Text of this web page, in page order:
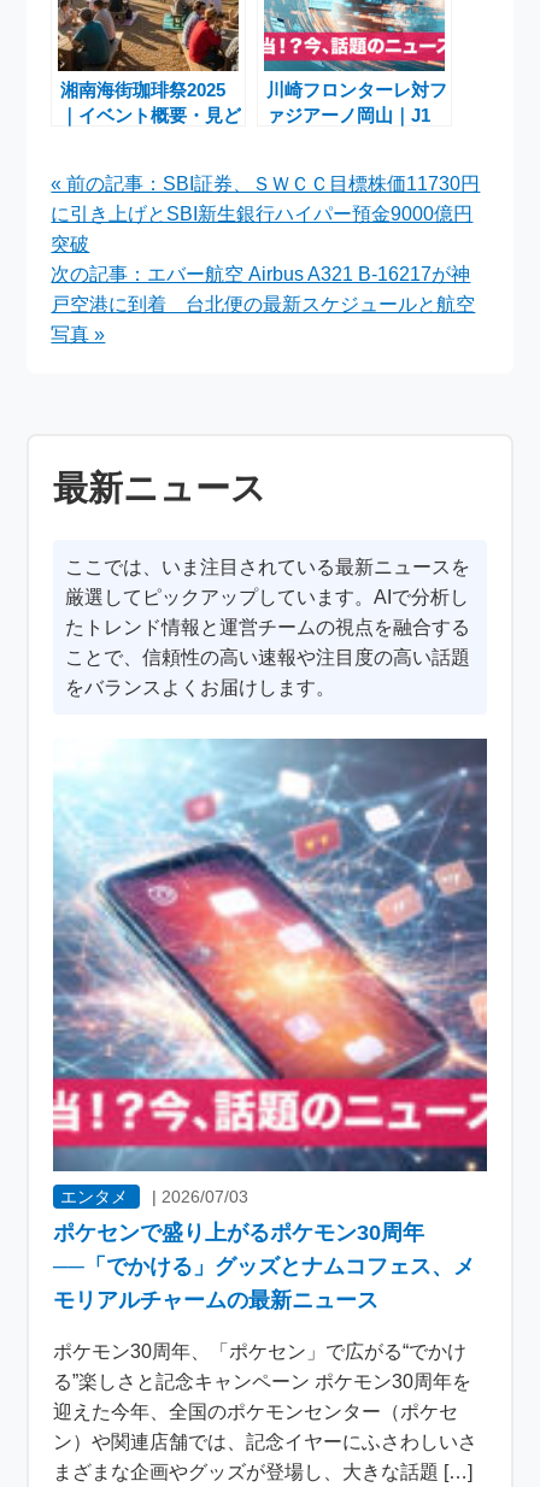
なあらすじ・見どこ
ろ・配信情報まで徹底
解説
湘南海街珈琲祭2025
｜イベント概要・見ど
川崎フロンターレ対フ
ァジアーノ岡山｜J1
報総まとめ【2025年
11月8日】
« 前の記事：SBI証券、ＳＷＣＣ目標株価11730円
に引き上げとSBI新生銀行ハイパー預金9000億円
突破
次の記事：エバー航空 Airbus A321 B-16217が神
戸空港に到着 台北便の最新スケジュールと航空
写真 »
最新ニュース
ここでは、いま注目されている最新ニュースを
厳選してピックアップしています。AIで分析し
たトレンド情報と運営チームの視点を融合する
ことで、信頼性の高い速報や注目度の高い話題
をバランスよくお届けします。
エンタメ |2026/07/03
ポケセンで盛り上がるポケモン30周年
──「でかける」グッズとナムコフェス、メ
モリアルチャームの最新ニュース
ポケモン30周年、「ポケセン」で広がる“でかけ
る”楽しさと記念キャンペーン ポケモン30周年を
迎えた今年、全国のポケモンセンター（ポケセ
ン）や関連店舗では、記念イヤーにふさわしいさ
まざまな企画やグッズが登場し、大きな話題 […]